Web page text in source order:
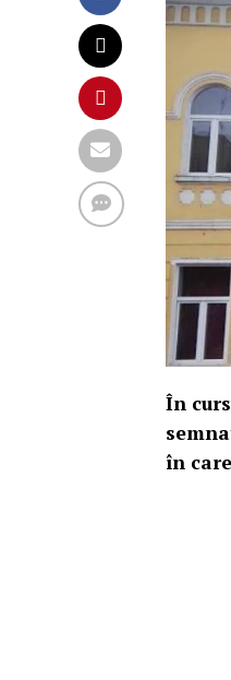
În
în